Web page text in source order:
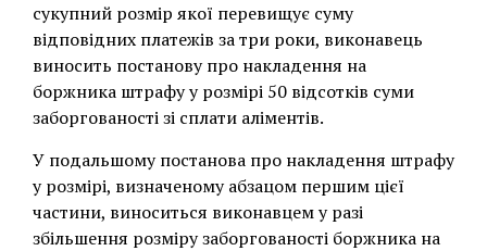
сукупний розмір якої перевищує суму
відповідних платежів за три роки, виконавець
виносить постанову про накладення на
боржника штрафу у розмірі 50 відсотків суми
заборгованості зі сплати аліментів.
У подальшому постанова про накладення штрафу
у розмірі, визначеному абзацом першим цієї
частини, виноситься виконавцем у разі
збільшення розміру заборгованості боржника на